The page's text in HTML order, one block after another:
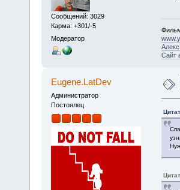
Сообщений: 3029
Карма: +301/-5
Модератор
Сайт
Eugene.LatDev
Администратор
Постоялец